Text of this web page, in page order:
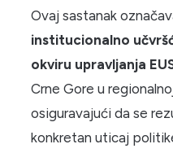
Ovaj sastanak
institucionalno
okviru upravljanja
Crne Gore u
osiguravajući da se
konkretan uticaj